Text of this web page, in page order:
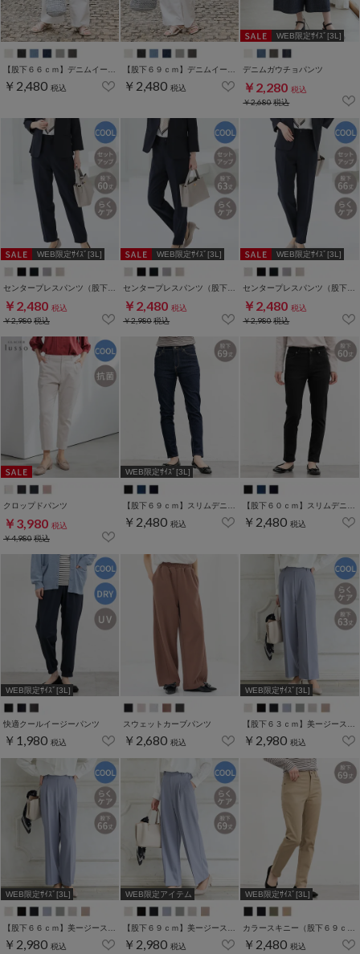
￥2,480 税込 ￥2,480 税込
WEB限定ｻｲｽﾞ[3L]
デニムガウチョパンツ
￥2,280 税込
￥2,680税込
WEB限定ｻｲｽﾞ[3L]
￥2,480 税込
￥2,980税込
WEB限定ｻｲｽﾞ[3L]
￥2,480 税込
￥2,980税込
WEB限定ｻｲｽﾞ[3L]
￥2,480 税込
￥2,980税込
クロップドパンツ
￥3,980 税込
￥4,980税込
WEB限定ｻｲｽﾞ[3L]
【股下６９ｃｍ】スリムデニムスキニー(股下60/63/66/69/72/75cm展開)
￥2,480 税込
【股下６０ｃｍ】スリムデニムスキニー(股下60/63/66/69/72/75cm展開)
￥2,480 税込
WEB限定ｻｲｽﾞ[3L]
快適クールイージーパンツ
￥1,980 税込
スウェットカーブパンツ
￥2,680 税込
WEB限定ｻｲｽﾞ[3L]
￥2,980 税込
WEB限定ｻｲｽﾞ[3L]
￥2,980 税込
WEB限定アイテム
￥2,980 税込
WEB限定ｻｲｽﾞ[3L]
￥2,480 税込